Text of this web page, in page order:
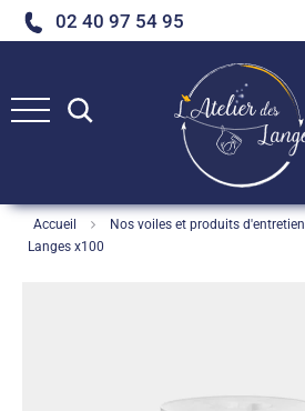
02 40 97 54 95
Rechercher
Accueil Nos voiles et produits d'entretien
Langes x100